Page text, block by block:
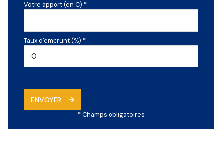
Votre apport (en €) *
Taux d'emprunt (%) *
ENVOYER
* Champs obligatoires